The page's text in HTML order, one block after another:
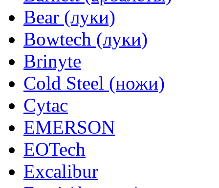
Bear (луки)
Bowtech (луки)
Brinyte
Cold Steel (ножи)
Cytac
EMERSON
EOTech
Excalibur